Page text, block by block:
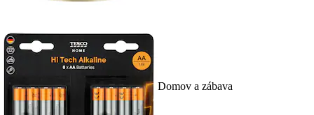
Domov a zábava